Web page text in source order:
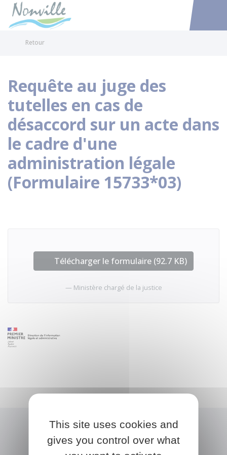
Accéder
Retour
Requête au juge des
tutelles en cas de
désaccord sur un acte dans
le cadre d'une
administration légale
(Formulaire 15733*03)
Télécharger le formulaire (92.7 KB)
Ministère chargé de la justice
This site uses cookies and
gives you control over what